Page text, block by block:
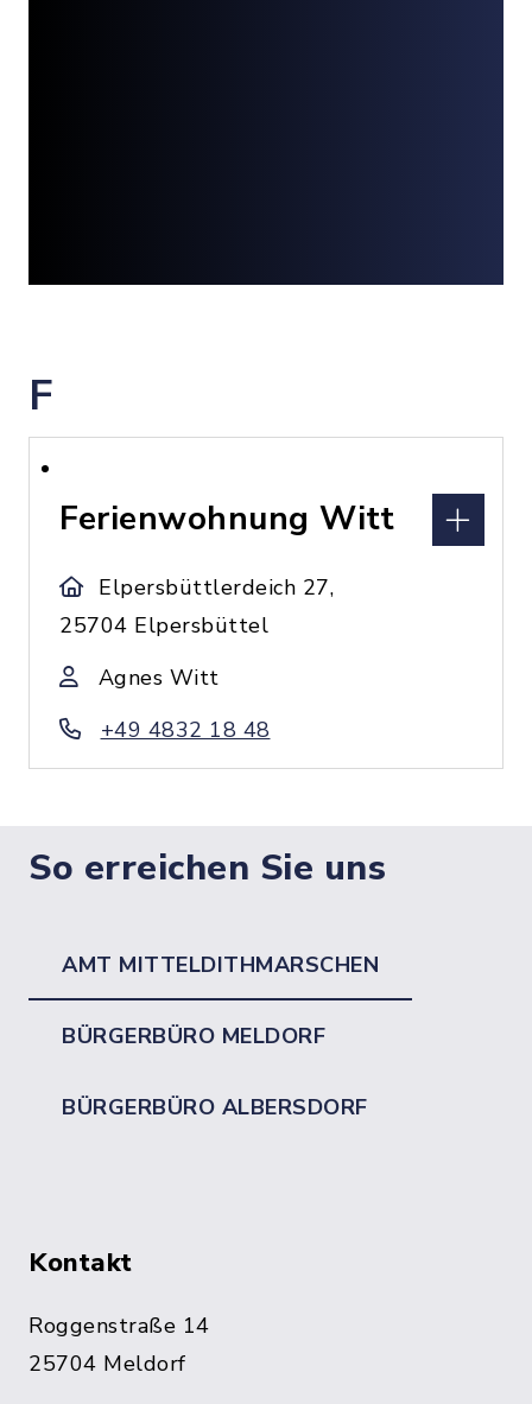
F
Ferienwohnung Witt
Elpersbüttlerdeich 27,
25704 Elpersbüttel
Agnes Witt
+49 4832 18 48
So erreichen Sie uns
AMT MITTELDITHMARSCHEN
BÜRGERBÜRO MELDORF
BÜRGERBÜRO ALBERSDORF
Kontakt
Roggenstraße 14
25704 Meldorf